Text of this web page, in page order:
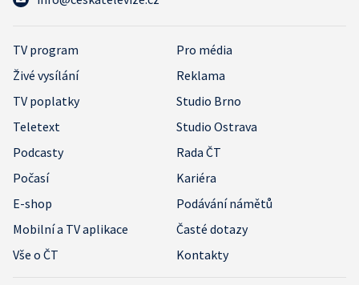
TV program
Pro média
Živé vysílání
Reklama
TV poplatky
Studio Brno
Teletext
Studio Ostrava
Podcasty
Rada ČT
Počasí
Kariéra
E-shop
Podávání námětů
Mobilní a TV aplikace
Časté dotazy
Vše o ČT
Kontakty